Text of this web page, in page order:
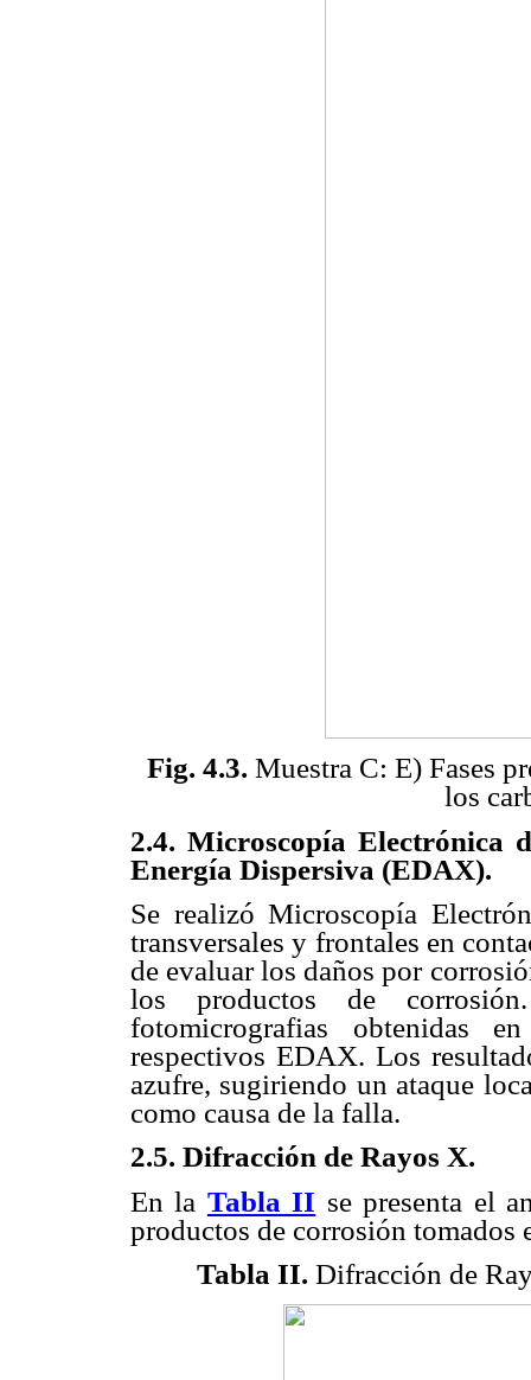
Fig. 4.3. Muestra C: E) Fases
los
2.4. Microscopía Electrónica
Energía Dispersiva (EDAX).
Se realizó Microscopía
transversales y frontales en
de evaluar los daños por
los productos de
fotomicrografias obtenidas
respectivos EDAX. Los
azufre, sugiriendo un ataque
como causa de la falla.
2.5. Difracción de Rayos X.
En la Tabla II se presenta el
productos de corrosión tomados
Tabla II. Difracción de